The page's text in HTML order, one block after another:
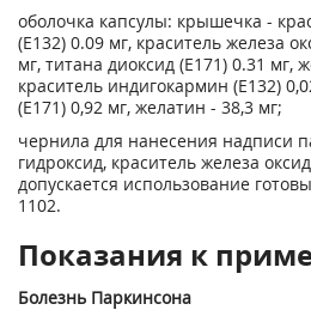
оболочка капсулы: крышечка -
(Е132) 0.09 мг, краситель железа
мг, титана диоксид (Е171) 0.31 мг,
краситель индигокармин (Е132)
(Е171) 0,92 мг, желатин - 38,3 мг;
чернила для нанесения надписи
гидроксид, краситель железа
допускается использование
1102.
Показания к
Болезнь Паркинсона